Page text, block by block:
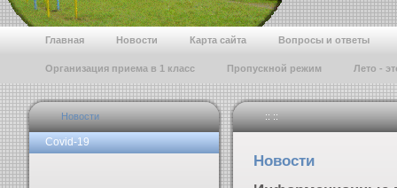
Главная Новости Карта сайта Вопросы и ответы
Организация приема в 1 класс Пропускной режим Лето -
Новости
Covid-19
:: ::
Новости